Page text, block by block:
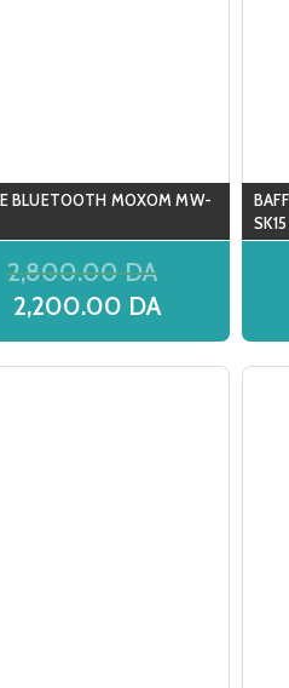
BLUETOOTH MOXOM MW-
2,800.00DA
2,200.00 DA
SK15